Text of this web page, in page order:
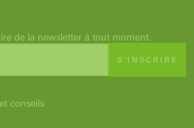
de la newsletter à tout moment.
S'INSCRIRE
conseils